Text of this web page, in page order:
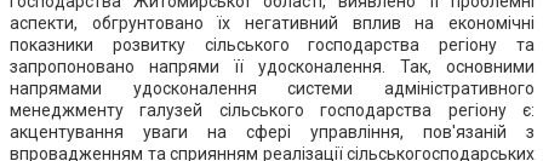
аспекти, обгрунтовано їх негативний вплив на економічні
показники розвитку сільського господарства регіону та
запропоновано напрями її удосконалення. Так, основними
напрямами удосконалення системи адміністративного
менеджменту галузей сільського господарства регіону є:
акцентування уваги на сфері управління, пов'язаній з
впровадженням та сприянням реалізації сільськогосподарських